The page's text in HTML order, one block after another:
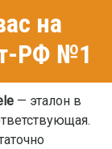
на
РФ №1
— эталон в